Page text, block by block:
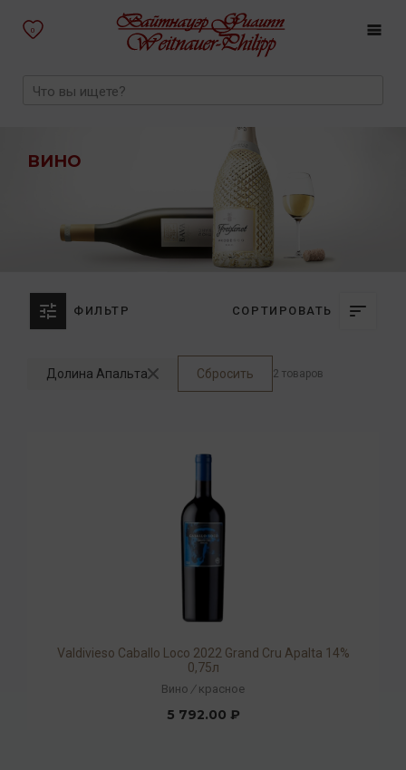
0
ВИНО
ФИЛЬТР СОРТИРОВАТЬ
Долина Апальта Сбросить 2 товаров
Valdivieso Caballo Loco 2022 Grand Cru Apalta 14%
0,75л
Вино / красное
5 792.00 ₽